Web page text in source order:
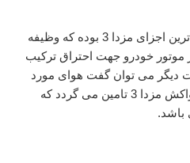
سیستم هواکش، یکی از مهم ترین اجزای مزدا 3 بوده که وظیفه
موتور خودرو جهت احتراق ترکیب
دیگر می توان گفت هوای مورد
نیاز محفظه احتراق توسط هواکش مزدا 3 تامین می گردد که
باشد.